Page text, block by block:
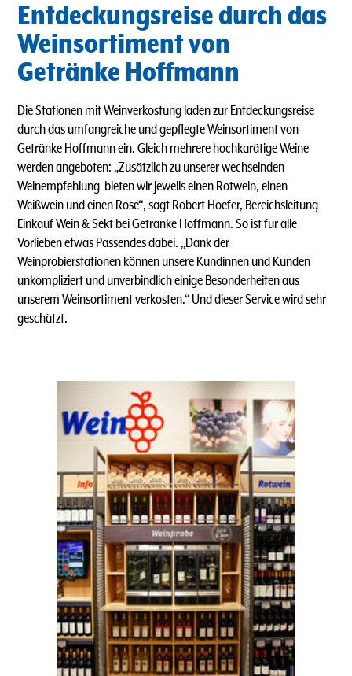
Entdeckungsreise durch das
Weinsortiment von
Getränke Hoffmann
Die Stationen mit Weinverkostung laden zur Entdeckungsreise
durch das umfangreiche und gepflegte Weinsortiment von
Getränke Hoffmann ein. Gleich mehrere hochkarätige Weine
werden angeboten: „Zusätzlich zu unserer wechselnden
Weinempfehlung bieten wir jeweils einen Rotwein, einen
Weißwein und einen Rosé“, sagt Robert Hoefer, Bereichsleitung
Einkauf Wein & Sekt bei Getränke Hoffmann. So ist für alle
Vorlieben etwas Passendes dabei. „Dank der
Weinprobierstationen können unsere Kundinnen und Kunden
unkompliziert und unverbindlich einige Besonderheiten aus
unserem Weinsortiment verkosten.“ Und dieser Service wird sehr
geschätzt.